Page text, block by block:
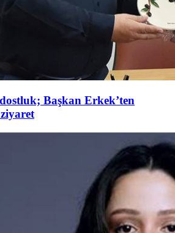
Başkan Erkek’ten